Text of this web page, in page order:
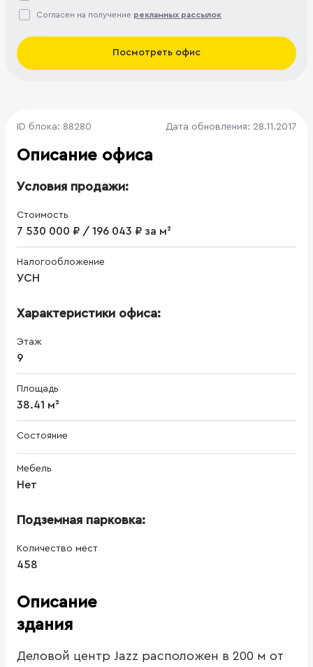
Согласен на получение рекламных рассылок
Посмотреть офис
ID блока: 88280 Дата обновления: 28.11.2017
Описание офиса
Условия продажи:
Стоимость
7 530 000 ₽ / 196 043 ₽ за м²
Налогообложение
УСН
Характеристики офиса:
Этаж
9
Площадь
38.41 м²
Состояние
Мебель
Нет
Подземная парковка:
Количество мест
458
Описание
здания
Деловой центр Jazz расположен в 200 м от